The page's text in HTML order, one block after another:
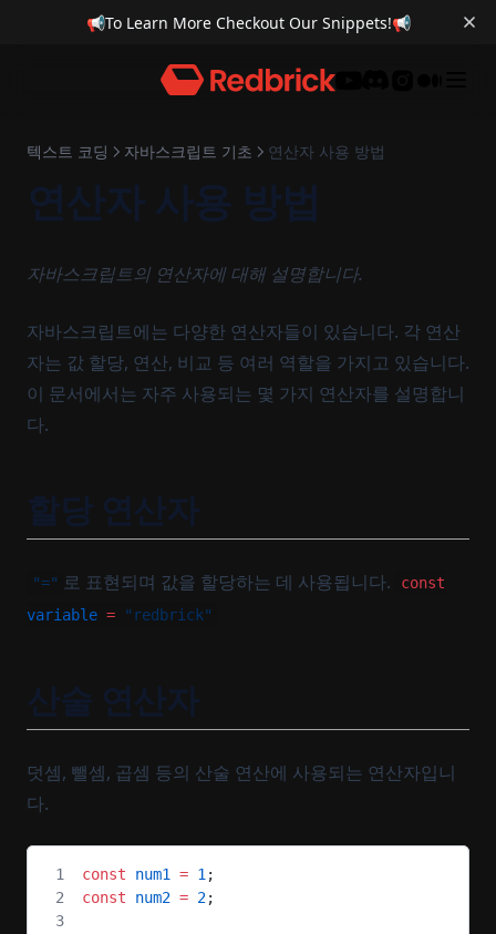
📢To Learn More Checkout Our Snippets!📢
텍스트 코딩 자바스크립트 기초 연산자 사용 방법
연산자 사용 방법
자바스크립트의 연산자에 대해 설명합니다.
자바스크립트에는 다양한 연산자들이 있습니다. 각 연산
자는 값 할당, 연산, 비교 등 여러 역할을 가지고 있습니다.
이 문서에서는 자주 사용되는 몇 가지 연산자를 설명합니
다.
할당 연산자
"=" 로 표현되며 값을 할당하는 데 사용됩니다.
const
variable = "redbrick"
산술 연산자
덧셈, 뺄셈, 곱셈 등의 산술 연산에 사용되는 연산자입니
다.
const num1 = 1 ;
const num2 = 2;